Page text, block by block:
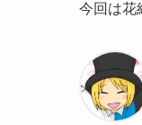
今回は花